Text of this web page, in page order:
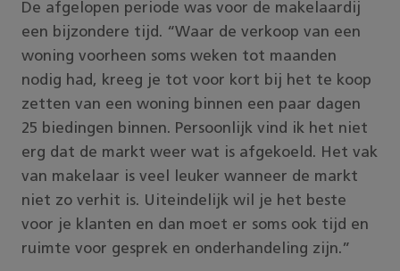
De afgelopen periode was voor de makelaardij
een bijzondere tijd. “Waar de verkoop van een
woning voorheen soms weken tot maanden
nodig had, kreeg je tot voor kort bij het te koop
zetten van een woning binnen een paar dagen
25 biedingen binnen. Persoonlijk vind ik het niet
erg dat de markt weer wat is afgekoeld. Het vak
van makelaar is veel leuker wanneer de markt
niet zo verhit is. Uiteindelijk wil je het beste
voor je klanten en dan moet er soms ook tijd en
ruimte voor gesprek en onderhandeling zijn.”